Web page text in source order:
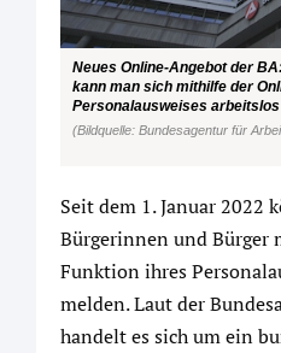
Neues Online-Angebot der
kann man sich mithilfe der
Personalausweises
(Bildquelle: Bundesagentur für
Seit dem 1. Januar 2022
Bürgerinnen und
Funktion ihres
melden. Laut der
handelt es sich um ein